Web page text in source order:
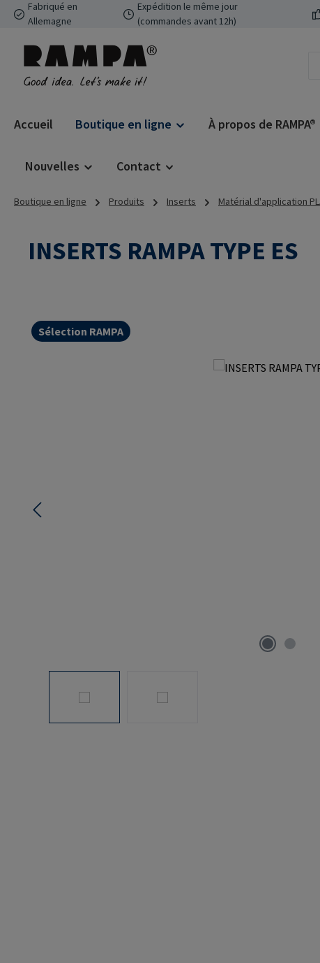
au contenu principal
Passer à la recherche
Passer à la navigation principale
Fabriqué en
Allemagne
Expédition le même jour
(commandes avant 12h)
Accueil Boutique en ligne À propos de RAMPA®
Nouvelles Contact
Boutique en ligne Produits Inserts Matérial d'application
INSERTS RAMPA TYPE ES
Sélection RAMPA